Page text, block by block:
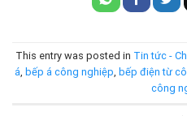
This entry was posted in Tin tức -
á, bếp á công nghiệp, bếp điện từ
công